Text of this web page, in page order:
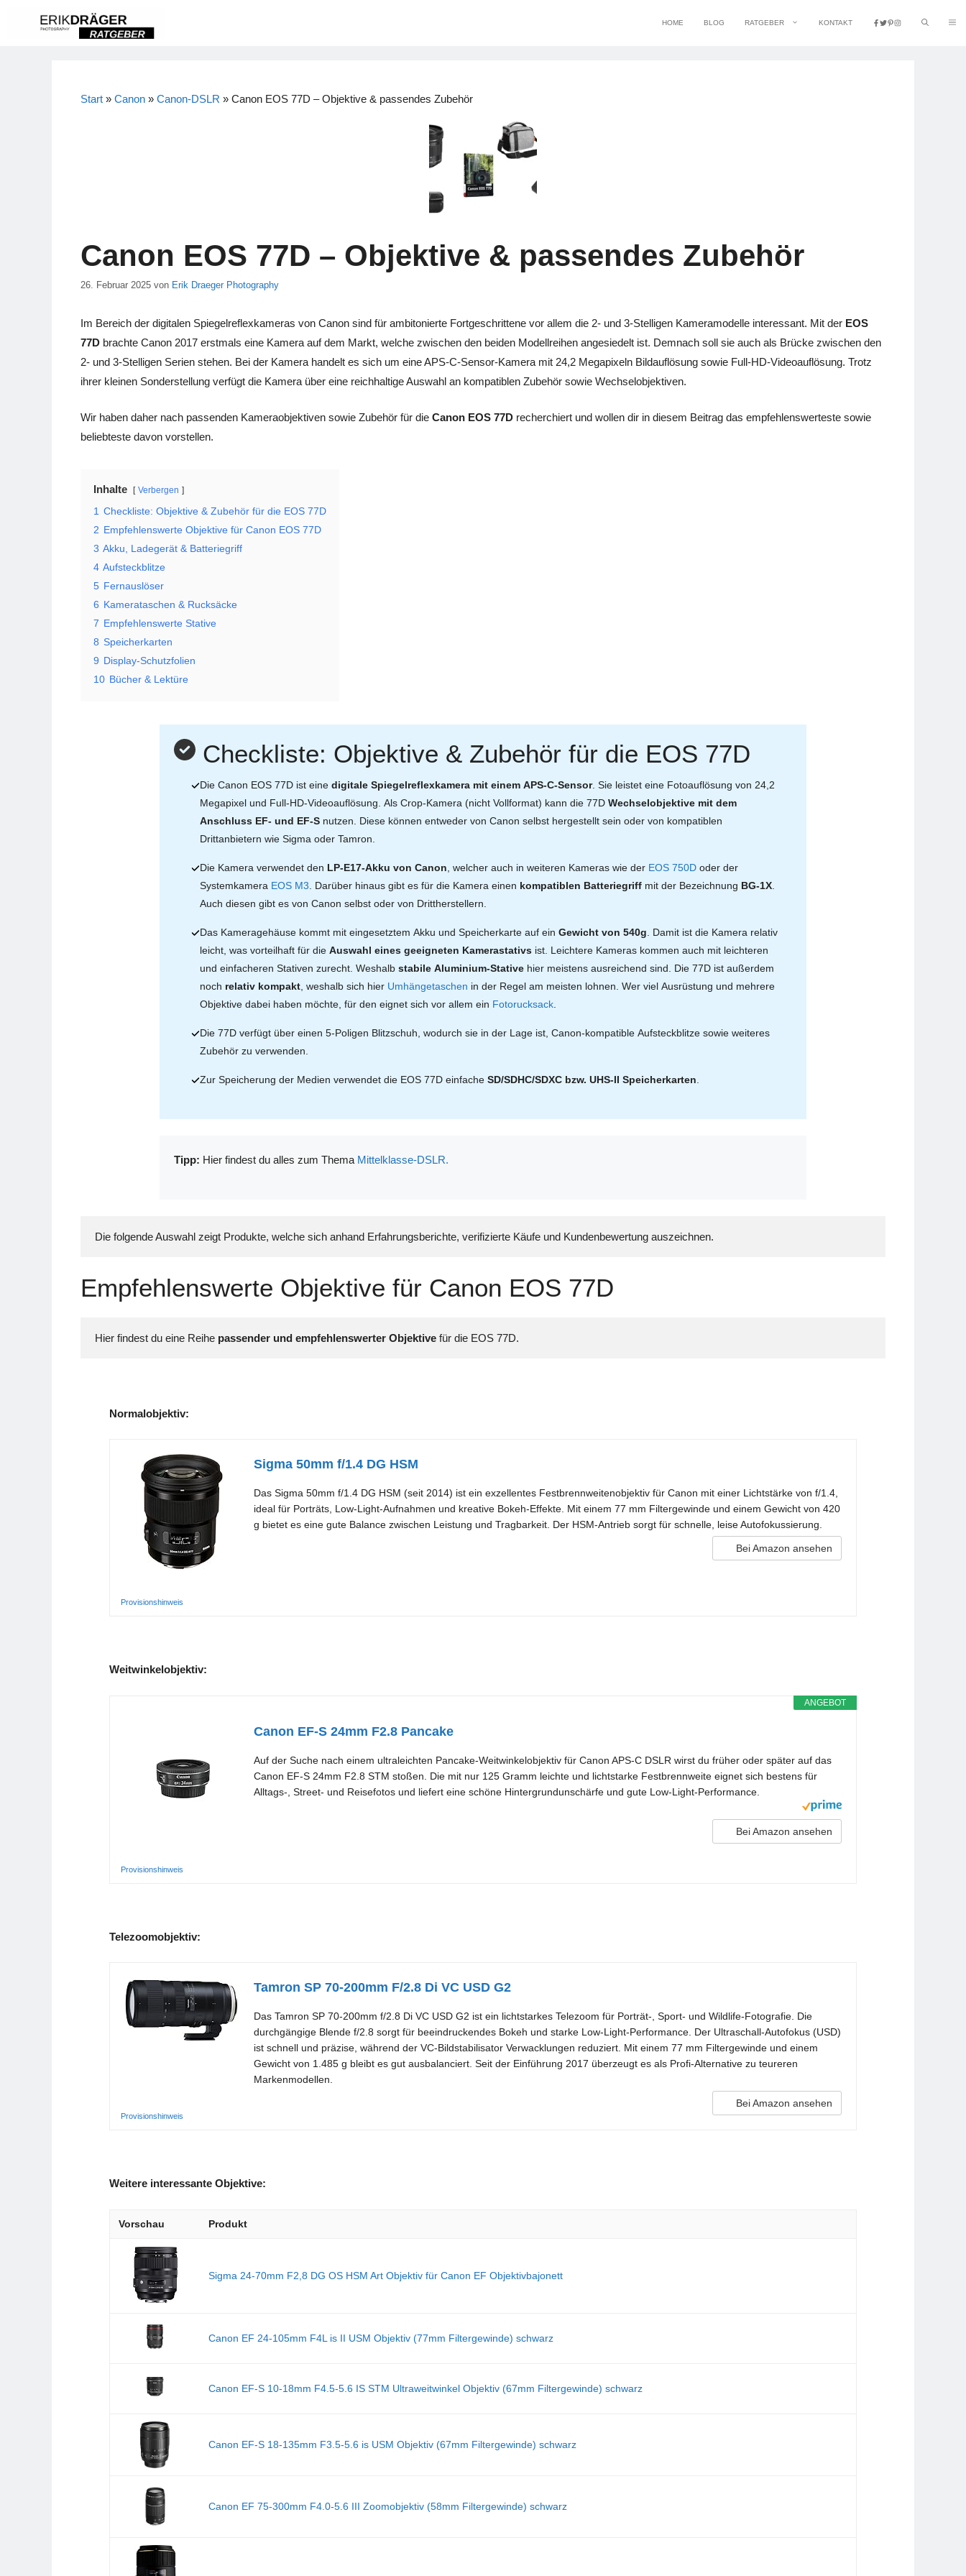
HOME BLOG RATGEBER KONTAKT
Start » Canon » Canon-DSLR » Canon EOS 77D – Objektive & passendes Zubehör
Canon EOS 77D – Objektive & passendes Zubehör
26. Februar 2025 von Erik Draeger Photography
Im Bereich der digitalen Spiegelreflexkameras von Canon sind für ambitonierte Fortgeschrittene vor allem die 2- und 3-Stelligen Kameramodelle interessant. Mit der EOS
77D brachte Canon 2017 erstmals eine Kamera auf dem Markt, welche zwischen den beiden Modellreihen angesiedelt ist. Demnach soll sie auch als Brücke zwischen den
2- und 3-Stelligen Serien stehen. Bei der Kamera handelt es sich um eine APS-C-Sensor-Kamera mit 24,2 Megapixeln Bildauflösung sowie Full-HD-Videoauflösung. Trotz
ihrer kleinen Sonderstellung verfügt die Kamera über eine reichhaltige Auswahl an kompatiblen Zubehör sowie Wechselobjektiven.
Wir haben daher nach passenden Kameraobjektiven sowie Zubehör für die Canon EOS 77D recherchiert und wollen dir in diesem Beitrag das empfehlenswerteste sowie
beliebteste davon vorstellen.
Inhalte Verbergen
1
Checkliste: Objektive & Zubehör für die EOS 77D
2 Empfehlenswerte Objektive für Canon EOS 77D
3 Akku, Ladegerät & Batteriegriff
4 Aufsteckblitze
5 Fernauslöser
6 Kamerataschen & Rucksäcke
7 Empfehlenswerte Stative
8 Speicherkarten
9 Display-Schutzfolien
10 Bücher & Lektüre
Checkliste: Objektive & Zubehör für die EOS 77D
Die Canon EOS 77D ist einedigitale Spiegelreflexkamera mit einem APS-C-Sensor. Sie leistet eine Fotoauflösung von 24,2
Megapixel und Full-HD-Videoauflösung. Als Crop-Kamera (nicht Vollformat) kann die 77DWechselobjektive mit dem
Anschluss EF- und EF-S nutzen. Diese können entweder von Canon selbst hergestellt sein oder von kompatiblen
Drittanbietern wie Sigma oder Tamron.
Die Kamera verwendet den LP-E17-Akku von Canon , welcher auch in weiteren Kameras wie der EOS 750D oder der
Systemkamera EOS M3 . Darüber hinaus gibt es für die Kamera einen kompatiblen Batteriegriff mit der Bezeichnung BG-1X
Auch diesen gibt es von Canon selbst oder von Drittherstellern.
Das Kameragehäuse kommt mit eingesetztem Akku und Speicherkarte auf einGewicht von 540g . Damit ist die Kamera relativ
leicht, was vorteilhaft für die Auswahl eines geeigneten Kamerastativs ist. Leichtere Kameras kommen auch mit leichteren
und einfacheren Stativen zurecht. Weshalbstabile Aluminium-Stative hier meistens ausreichend sind. Die 77D ist außerdem
noch relativ kompakt , weshalb sich hier Umhängetaschen in der Regel am meisten lohnen. Wer viel Ausrüstung und mehrere
Objektive dabei haben möchte, für den eignet sich vor allem ein Fotorucksack
Die 77D verfügt über einen 5-Poligen Blitzschuh, wodurch sie in der Lage ist, Canon-kompatible Aufsteckblitze sowie weiteres
Zubehör zu verwenden.
Zur Speicherung der Medien verwendet die EOS 77D einfacheSD/SDHC/SDXC bzw. UHS-II Speicherkarten
Tipp: Hier findest du alles zum Thema Mittelklasse-DSLR.
Die folgende Auswahl zeigt Produkte, welche sich anhand Erfahrungsberichte, verifizierte Käufe und Kundenbewertung auszeichnen.
Empfehlenswerte Objektive für Canon EOS 77D
Hier findest du eine Reihe passender und empfehlenswerter Objektive
Normalobjektiv:
Sigma 50mm f/1.4 DG HSM
Das Sigma 50mm f/1.4 DG HSM (seit 2014) ist ein exzellentes Festbrennweitenobjektiv für Canon mit einer Lichtstärke von f/1.4,
ideal für Porträts, Low-Light-Aufnahmen und kreative Bokeh-Effekte. Mit einem 77 mm Filtergewinde und einem Gewicht von 420
g bietet es eine gute Balance zwischen Leistung und Tragbarkeit. Der HSM-Antrieb sorgt für schnelle, leise Autofokussierung.
Bei Amazon ansehen
Provisionshinweis
Weitwinkelobjektiv:
ANGEBOT
Canon EF-S 24mm F2.8 Pancake
Auf der Suche nach einem ultraleichten Pancake-Weitwinkelobjektiv für Canon APS-C DSLR wirst du früher oder später auf das
Canon EF-S 24mm F2.8 STM stoßen. Die mit nur 125 Gramm leichte und lichtstarke Festbrennweite eignet sich bestens für
Alltags-, Street- und Reisefotos und liefert eine schöne Hintergrundunschärfe und gute Low-Light-Performance.
Bei Amazon ansehen
Provisionshinweis
Telezoomobjektiv:
Tamron SP 70-200mm F/2.8 Di VC USD G2
Das Tamron SP 70-200mm f/2.8 Di VC USD G2 ist ein lichtstarkes Telezoom für Porträt-, Sport- und Wildlife-Fotografie. Die
durchgängige Blende f/2.8 sorgt für beeindruckendes Bokeh und starke Low-Light-Performance. Der Ultraschall-Autofokus (USD)
ist schnell und präzise, während der VC-Bildstabilisator Verwacklungen reduziert. Mit einem 77 mm Filtergewinde und einem
Gewicht von 1.485 g bleibt es gut ausbalanciert. Seit der Einführung 2017 überzeugt es als Profi-Alternative zu teureren
Markenmodellen.
Bei Amazon ansehen
Provisionshinweis
Weitere interessante Objektive:
Vorschau Produkt
Sigma 24-70mm F2,8 DG OS HSM Art Objektiv für Canon EF Objektivbajonett
Canon EF 24-105mm F4L is II USM Objektiv (77mm Filtergewinde) schwarz
Canon EF-S 10-18mm F4.5-5.6 IS STM Ultraweitwinkel Objektiv (67mm Filtergewinde) schwarz
Canon EF-S 18-135mm F3.5-5.6 is USM Objektiv (67mm Filtergewinde) schwarz
Canon EF 75-300mm F4.0-5.6 III Zoomobjektiv (58mm Filtergewinde) schwarz